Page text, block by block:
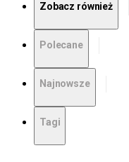
Zobacz również
Polecane
Najnowsze
Tagi